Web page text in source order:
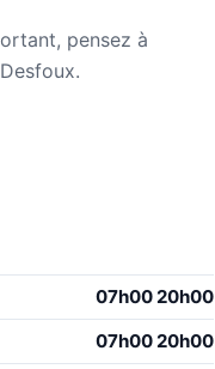
pensez à
07h00 20h00
07h00 20h00